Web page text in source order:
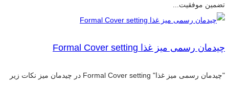
تضمین موفقیت...
چیدمان رسمی میز غذا Formal Cover setting
"چیدمان رسمی میز غذا" Formal Cover setting در چیدمان میز نکات زیر